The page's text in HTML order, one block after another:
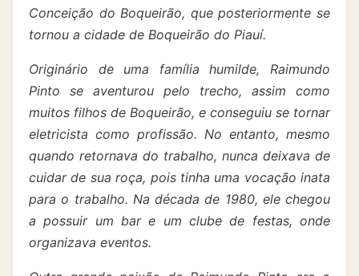
Conceição do Boqueirão, que posteriormente se
tornou a cidade de Boqueirão do Piauí.
Originário de uma família humilde, Raimundo
Pinto se aventurou pelo trecho, assim como
muitos filhos de Boqueirão, e conseguiu se tornar
eletricista como profissão. No entanto, mesmo
quando retornava do trabalho, nunca deixava de
cuidar de sua roça, pois tinha uma vocação inata
para o trabalho. Na década de 1980, ele chegou
a possuir um bar e um clube de festas, onde
organizava eventos.